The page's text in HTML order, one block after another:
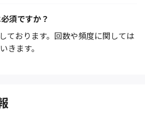
須ですか？
ております。回数や頻度に関しては
きます。